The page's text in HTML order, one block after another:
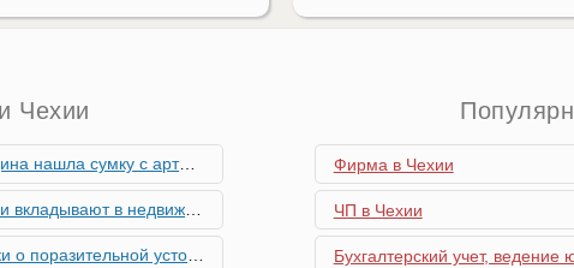
Чехии
снарядами, остановив движение поездов
и почему меняются их предпочтения?
устойчивости экономики Чехии
Фирма в Чехии
ЧП в Чехии
Бухгалтерский учет, ведение